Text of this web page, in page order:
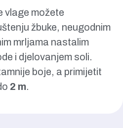
vlage možete
žbuke, neugodnim
mrljama nastalim
i djelovanjem soli.
boje, a primijetit
2 m.